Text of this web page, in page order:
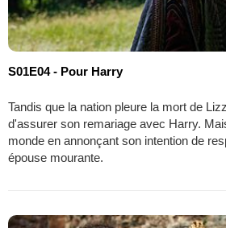
S01E04 - Pour Harry
Tandis que la nation pleure la mort de
d'assurer son remariage avec Harry.
monde en annonçant son intention de
épouse mourante.